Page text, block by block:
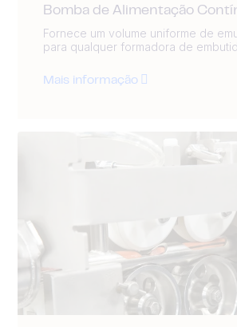
Bomba de Alimentação
Fornece um volume uniforme de
para qualquer formadora de
Mais informação